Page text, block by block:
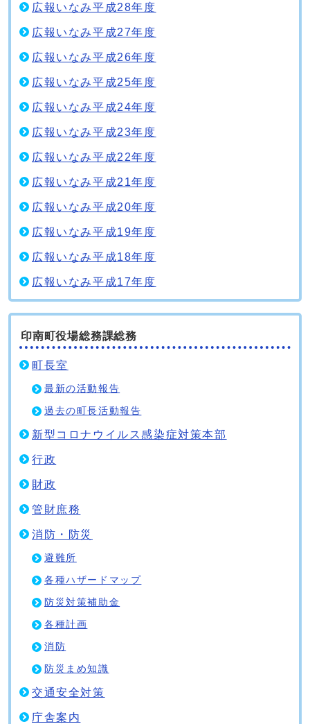
広報いなみ平成28年度
広報いなみ平成27年度
広報いなみ平成26年度
広報いなみ平成25年度
広報いなみ平成24年度
広報いなみ平成23年度
広報いなみ平成22年度
広報いなみ平成21年度
広報いなみ平成20年度
広報いなみ平成19年度
広報いなみ平成18年度
広報いなみ平成17年度
印南町役場総務課総務
町長室
最新の活動報告
過去の町長活動報告
新型コロナウイルス感染症対策本部
行政
財政
管財庶務
消防・防災
避難所
各種ハザードマップ
防災対策補助金
各種計画
消防
防災まめ知識
交通安全対策
庁舎案内